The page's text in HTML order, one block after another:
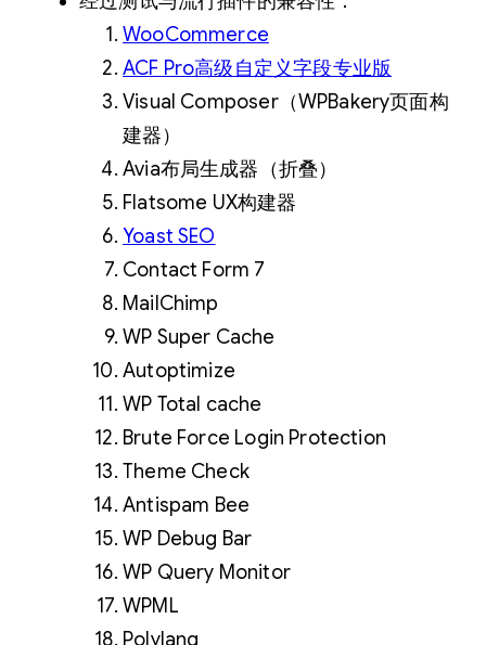
WooCommerce
ACF Pro高级自定义字段专业版
Visual Composer（WPBakery页面构
建器）
Avia布局生成器（折叠）
Flatsome UX构建器
Yoast SEO
Contact Form 7
MailChimp
WP Super Cache
Autoptimize
WP Total cache
Brute Force Login Protection
Theme Check
Antispam Bee
WP Debug Bar
WP Query Monitor
WPML
Polylang